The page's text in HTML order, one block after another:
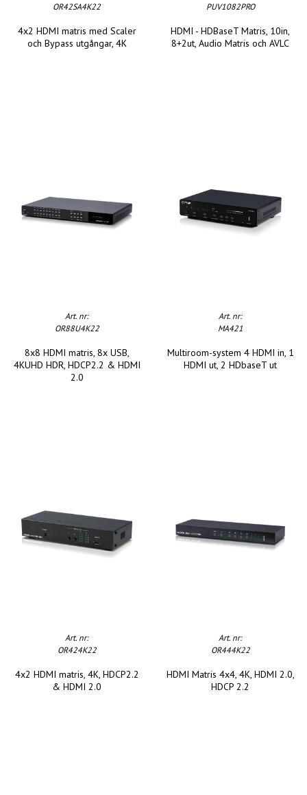
OR42SA4K22
4x2 HDMI matris med Scaler
och Bypass utgångar, 4K
PUV1082PRO
HDMI - HDBaseT Matris, 10in,
8+2ut, Audio Matris och AVLC
Art. nr:
OR88U4K22
8x8 HDMI matris, 8x USB,
4KUHD HDR, HDCP2.2 & HDMI
2.0
Art. nr:
MA421
Multiroom-system 4 HDMI in, 1
HDMI ut, 2 HDbaseT ut
Art. nr:
OR424K22
4x2 HDMI matris, 4K, HDCP2.2
& HDMI 2.0
Art. nr:
OR444K22
HDMI Matris 4x4, 4K, HDMI 2.0,
HDCP 2.2